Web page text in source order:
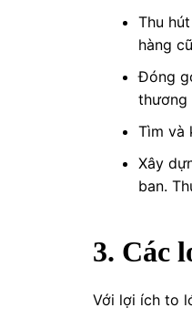
Thu
hàng
Đóng
thương
Tìm và
Xây
ban.
3. Các
Với lợi ích to